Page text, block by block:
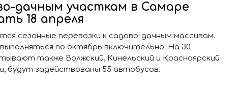
дачным участкам в Самаре
18 апреля
сезонные перевозки к садово-дачным массивам.
по октябрь включительно. На 30
также Волжский, Кинельский и Красноярский
будут задействованы 55 автобусов.